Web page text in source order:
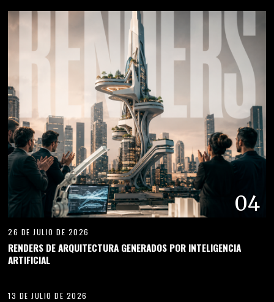
04
26 DE JULIO DE 2026
RENDERS DE ARQUITECTURA GENERADOS POR INTELIGENCIA
ARTIFICIAL
13 DE JULIO DE 2026